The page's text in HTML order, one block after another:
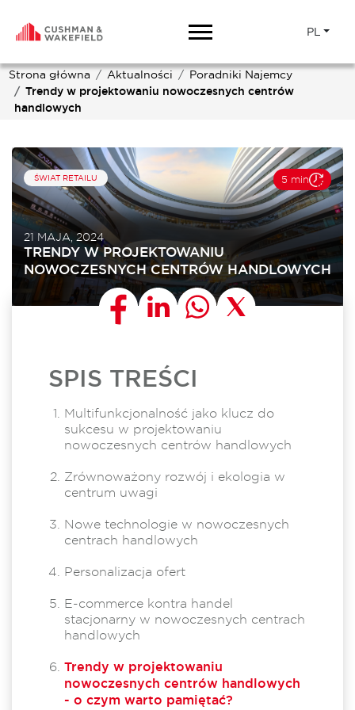
PL
Strona główna Aktualności
Poradniki Najemcy
Trendy w projektowaniu nowoczesnych centrów
handlowych
5 min
ŚWIAT RETAILU
21 MAJA, 2024
TRENDY W PROJEKTOWANIU
NOWOCZESNYCH CENTRÓW HANDLOWYCH
SPIS TREŚCI
Multifunkcjonalność jako klucz do
sukcesu w projektowaniu
nowoczesnych centrów handlowych
Zrównoważony rozwój i ekologia w
centrum uwagi
Nowe technologie w nowoczesnych
centrach handlowych
Personalizacja ofert
E-commerce kontra handel
stacjonarny w nowoczesnych centrach
handlowych
Trendy w projektowaniu
nowoczesnych centrów handlowych
- o czym warto pamiętać?